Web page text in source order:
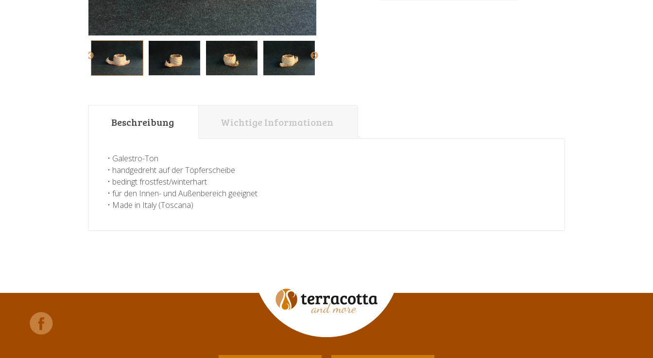
Beschreibung Wichtige Informationen
• Galestro-Ton
• handgedreht auf der Töpferscheibe
• bedingt frostfest/winterhart
• für den Innen- und Außenbereich geeignet
• Made in Italy (Toscana)